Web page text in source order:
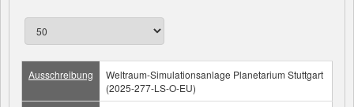
Ausschreibung
Weltraum-Simulationsanlage Planetarium Stuttgart
(2025-277-LS-O-EU)